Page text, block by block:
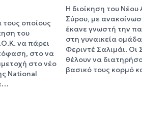
τους οποίους
του
να πάρει
στο να
στο νέο
National
Η διοίκηση του Νέου
Σύρου, με
έκανε γνωστή την
στη γυναικεία
Φεριντέ Σαλιμάι. Οι
θέλουν να
βασικό τους κορμό